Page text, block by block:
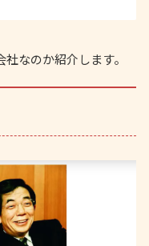
なのか紹介します。